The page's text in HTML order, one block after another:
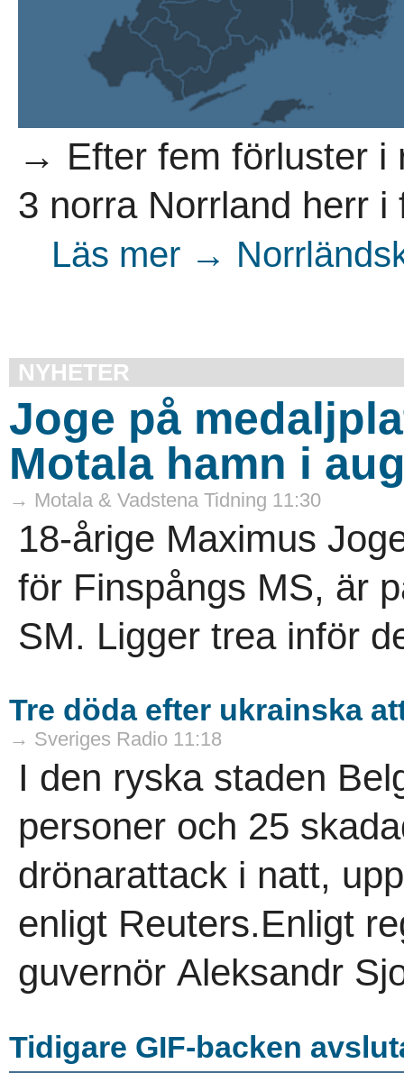
→ Efter fem förluster i
3 norra Norrland herr
Läs mer →
NYHETER
Joge på
Motala hamn i
→ Motala & Vadstena Tidning 11:30
18-årige Maximus
för Finspångs MS, är
SM. Ligger trea inför
Tre döda efter ukrainska
→ Sveriges Radio 11:18
I den ryska staden
personer och 25
drönarattack i natt,
enligt Reuters.Enligt
guvernör Aleksandr
Tidigare GIF-backen